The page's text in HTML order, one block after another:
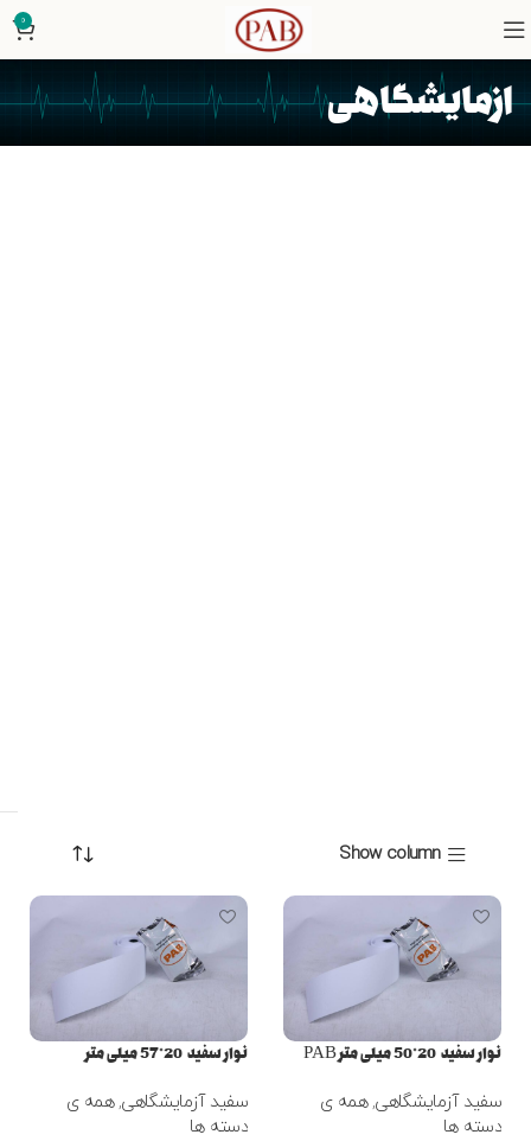
0
ازمایشگاهی
Show column
نوار سفید 20*50 میلی متر PAB
سفید آزمایشگاهی,همه ی
دسته ها
نوار سفید 20*57 میلی متر
سفید آزمایشگاهی,همه ی
دسته ها